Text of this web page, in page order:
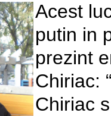
Acest
putin in
prezint
Chiriac:
Chiriac